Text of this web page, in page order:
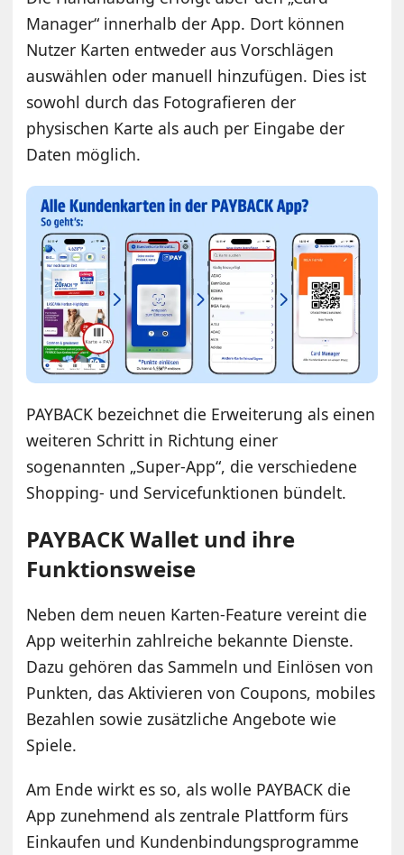
Manager“ innerhalb der App. Dort können
Nutzer Karten entweder aus Vorschlägen
auswählen oder manuell hinzufügen. Dies ist
sowohl durch das Fotografieren der
physischen Karte als auch per Eingabe der
Daten möglich.
PAYBACK bezeichnet die Erweiterung als einen
weiteren Schritt in Richtung einer
sogenannten „Super-App“, die verschiedene
Shopping- und Servicefunktionen bündelt.
PAYBACK Wallet und ihre
Funktionsweise
Neben dem neuen Karten-Feature vereint die
App weiterhin zahlreiche bekannte Dienste.
Dazu gehören das Sammeln und Einlösen von
Punkten, das Aktivieren von Coupons, mobiles
Bezahlen sowie zusätzliche Angebote wie
Spiele.
Am Ende wirkt es so, als wolle PAYBACK die
App zunehmend als zentrale Plattform fürs
Einkaufen und Kundenbindungsprogramme